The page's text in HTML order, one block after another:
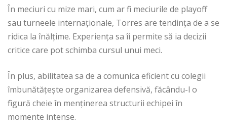
În meciuri cu mize mari, cum ar fi meciurile de playoff
sau turneele internaționale, Torres are tendința de a se
ridica la înălțime. Experiența sa îi permite să ia decizii
critice care pot schimba cursul unui meci.
În plus, abilitatea sa de a comunica eficient cu colegii
îmbunătățește organizarea defensivă, făcându-l o
figură cheie în menținerea structurii echipei în
momente intense.